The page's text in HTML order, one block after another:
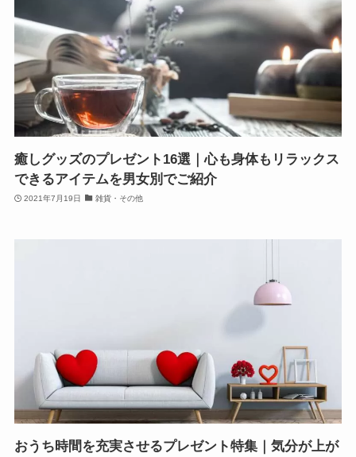
癒しグッズのプレゼント16選｜心も身体もリラックス
できるアイテムを男女別でご紹介
2021年7月19日 雑貨・その他
おうち時間を充実させるプレゼント特集｜気分が上が